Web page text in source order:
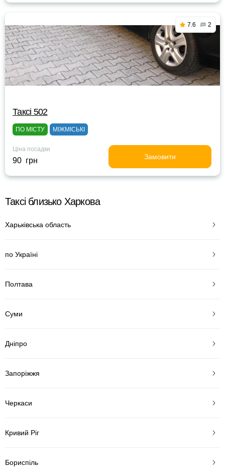
7.6 2
Таксі 502
ПО МІСТУ МІЖМІСЬКІ
Ціна посадки
90 грн Замовити
Таксі близько Харкова
Харьківська область
по Україні
Полтава
Суми
Дніпро
Запоріжжя
Черкаси
Кривий Ріг
Бориспіль